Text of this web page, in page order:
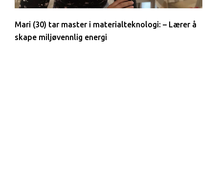
Mari (30) tar master i materialteknologi: – Lærer å
skape miljøvennlig energi